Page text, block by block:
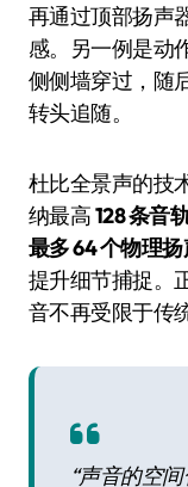
再通过顶部扬声
感。另一例是动
侧侧墙穿过，随
转头追随。
杜比全景声的技
纳最高128 条音
最多 64 个物理
提升细节捕捉。
音不再受限于传统
“声音的空